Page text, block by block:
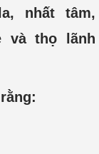
nhất tâm,
và thọ lãnh